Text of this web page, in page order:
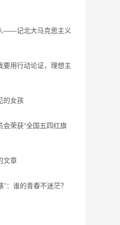
——记北大马克思主义
要用行动论证，理想主
的女孩
荣获“全国五四红旗
文章
”：谁的青春不迷茫？